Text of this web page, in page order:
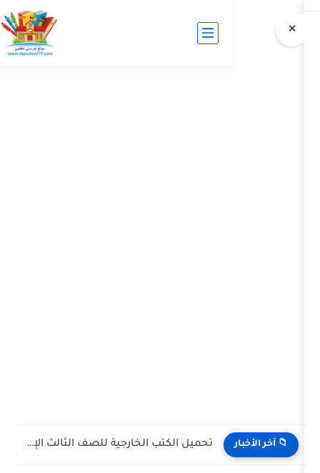
تحميل كتاب ومضة من الوحى A Glimpse of Revelation III...